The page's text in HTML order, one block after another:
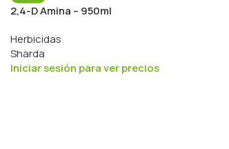
2,4-D Amina – 950ml
Herbicidas
Sharda
Iniciar sesión para ver precios